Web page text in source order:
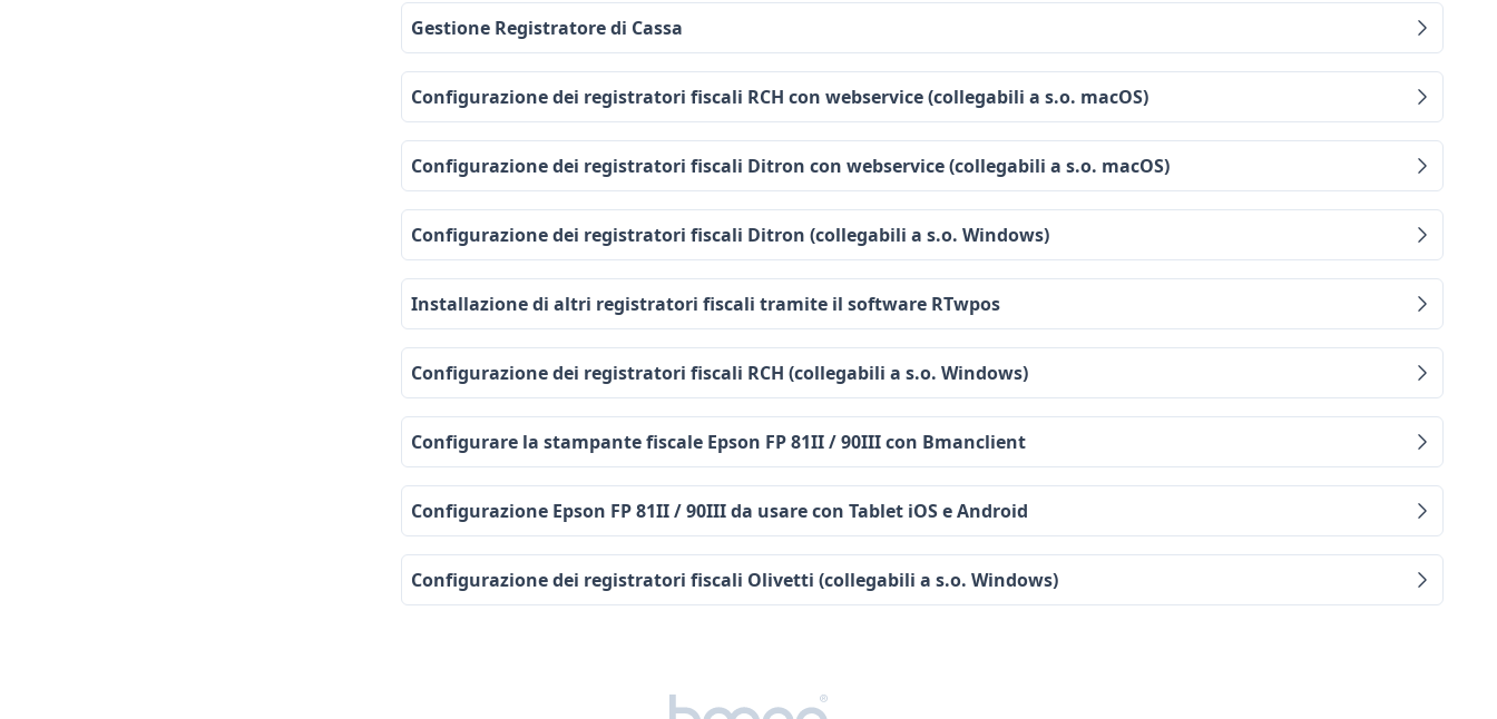
Gestione Registratore di Cassa
Configurazione dei registratori fiscali RCH con webservice (collegabili a s.o. macOS)
Configurazione dei registratori fiscali Ditron con webservice (collegabili a s.o. macOS)
Configurazione dei registratori fiscali Ditron (collegabili a s.o. Windows)
Installazione di altri registratori fiscali tramite il software RTwpos
Configurazione dei registratori fiscali RCH (collegabili a s.o. Windows)
Configurare la stampante fiscale Epson FP 81II / 90III con Bmanclient
Configurazione Epson FP 81II / 90III da usare con Tablet iOS e Android
Configurazione dei registratori fiscali Olivetti (collegabili a s.o. Windows)